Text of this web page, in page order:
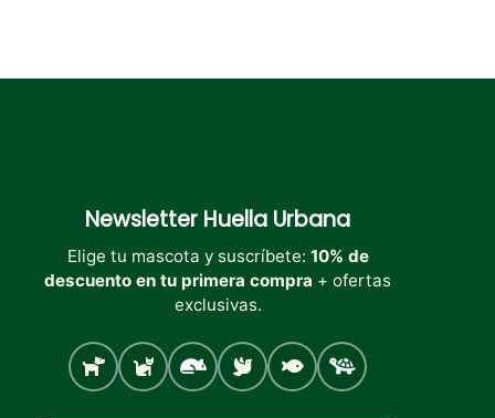
Newsletter Huella Urbana
Elige tu mascota y suscríbete: 10% de
descuento en tu primera compra + ofertas
exclusivas.
Perro Gato Roedores
Aves PecesTortugas